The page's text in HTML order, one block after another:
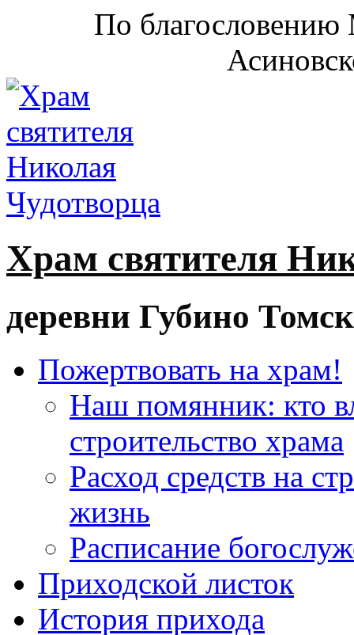
По благословению
Храм святителя
деревни Губино
Пожертвовать на храм!
Наш помянник: кто
строительство храма
Расход средств на
жизнь
Расписание
Приходской листок
История прихода